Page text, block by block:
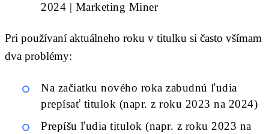
2024 | Marketing Miner
Pri používaní aktuálneho roku v titulku si často všímam
dva problémy:
Na začiatku nového roka zabudnú ľudia
prepísať titulok (napr. z roku 2023 na 2024)
Prepíšu ľudia titulok (napr. z roku 2023 na